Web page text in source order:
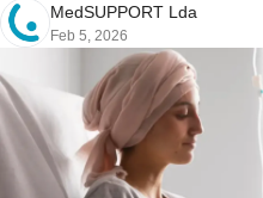
MedSUPPORT Lda
Feb 5, 2026